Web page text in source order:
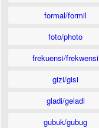
formal/formil
foto/photo
frekuensi/frekwensi
gizi/gisi
gladi/geladi
gubuk/gubug